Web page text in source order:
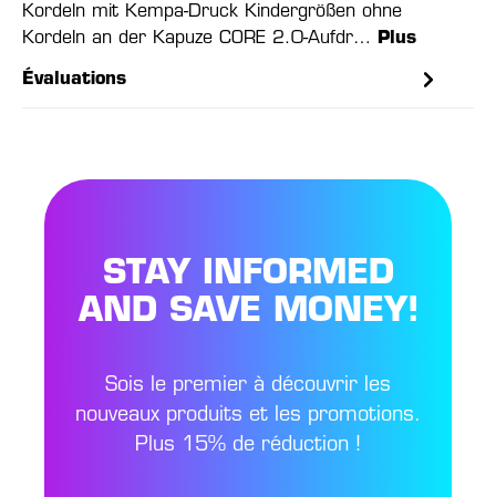
Kordeln mit Kempa-Druck Kindergrößen ohne
Kordeln an der Kapuze CORE 2.0-Aufdr…
Plus
Évaluations
STAY INFORMED
AND SAVE MONEY!
Sois le premier à découvrir les
nouveaux produits et les promotions.
Plus 15% de réduction !